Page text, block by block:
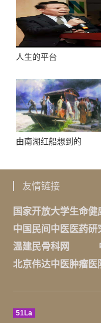
人生的平台
由南湖红船想到的
友情链接
国家开放大学生命健
中国民间中医医药研
温建民骨科网
北京伟达中医肿瘤医
51La